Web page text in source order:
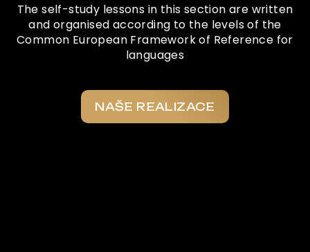
The self-study lessons in this section are written
and organised according to the levels of the
Common European Framework of Reference for
languages
NAŠE REALIZACE